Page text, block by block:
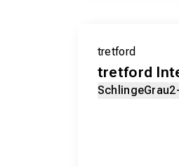
tretford
tretford
SchlingeGrau